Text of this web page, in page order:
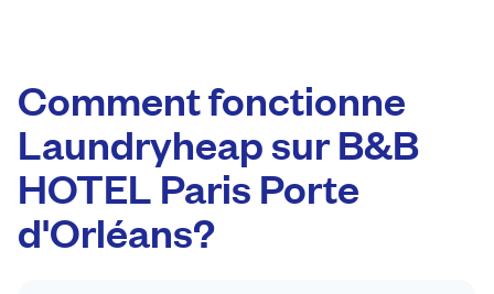
Comment fonctionne
Laundryheap sur B&B
HOTEL Paris Porte
d'Orléans?